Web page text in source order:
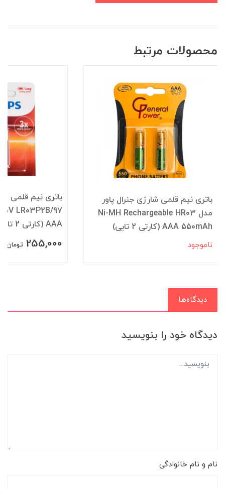
محصولات مرتبط
باتری نیم قلمی شارژی جنرال پاور
مدل Ni-MH Rechargeable HR03
AAA 550mAh (کارتی 2 تایی)
ناموجود
LR03P2B/97
AAA (کارتی 2 تایی)
255,000 تومان
دیدگاه‌ها
دیدگاه خود را بنویسید
نام و نام خانوادگی